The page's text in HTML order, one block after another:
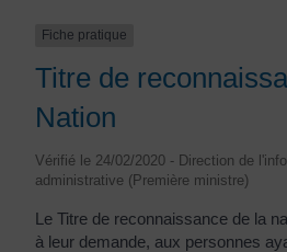
Fiche pratique
Titre de
Nation
Vérifié le 24/02/2020 - Direction de
administrative (Première ministre)
Le Titre de reconnaissance de la
à leur demande, aux personnes